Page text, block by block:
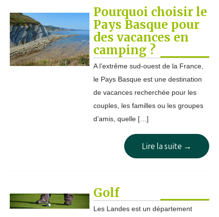
Pourquoi choisir le
Pays Basque pour
des vacances en
camping ?
A l’extrême sud-ouest de la France,
le Pays Basque est une destination
de vacances recherchée pour les
couples, les familles ou les groupes
d’amis, quelle […]
Lire la suite →
Golf
Les Landes est un département